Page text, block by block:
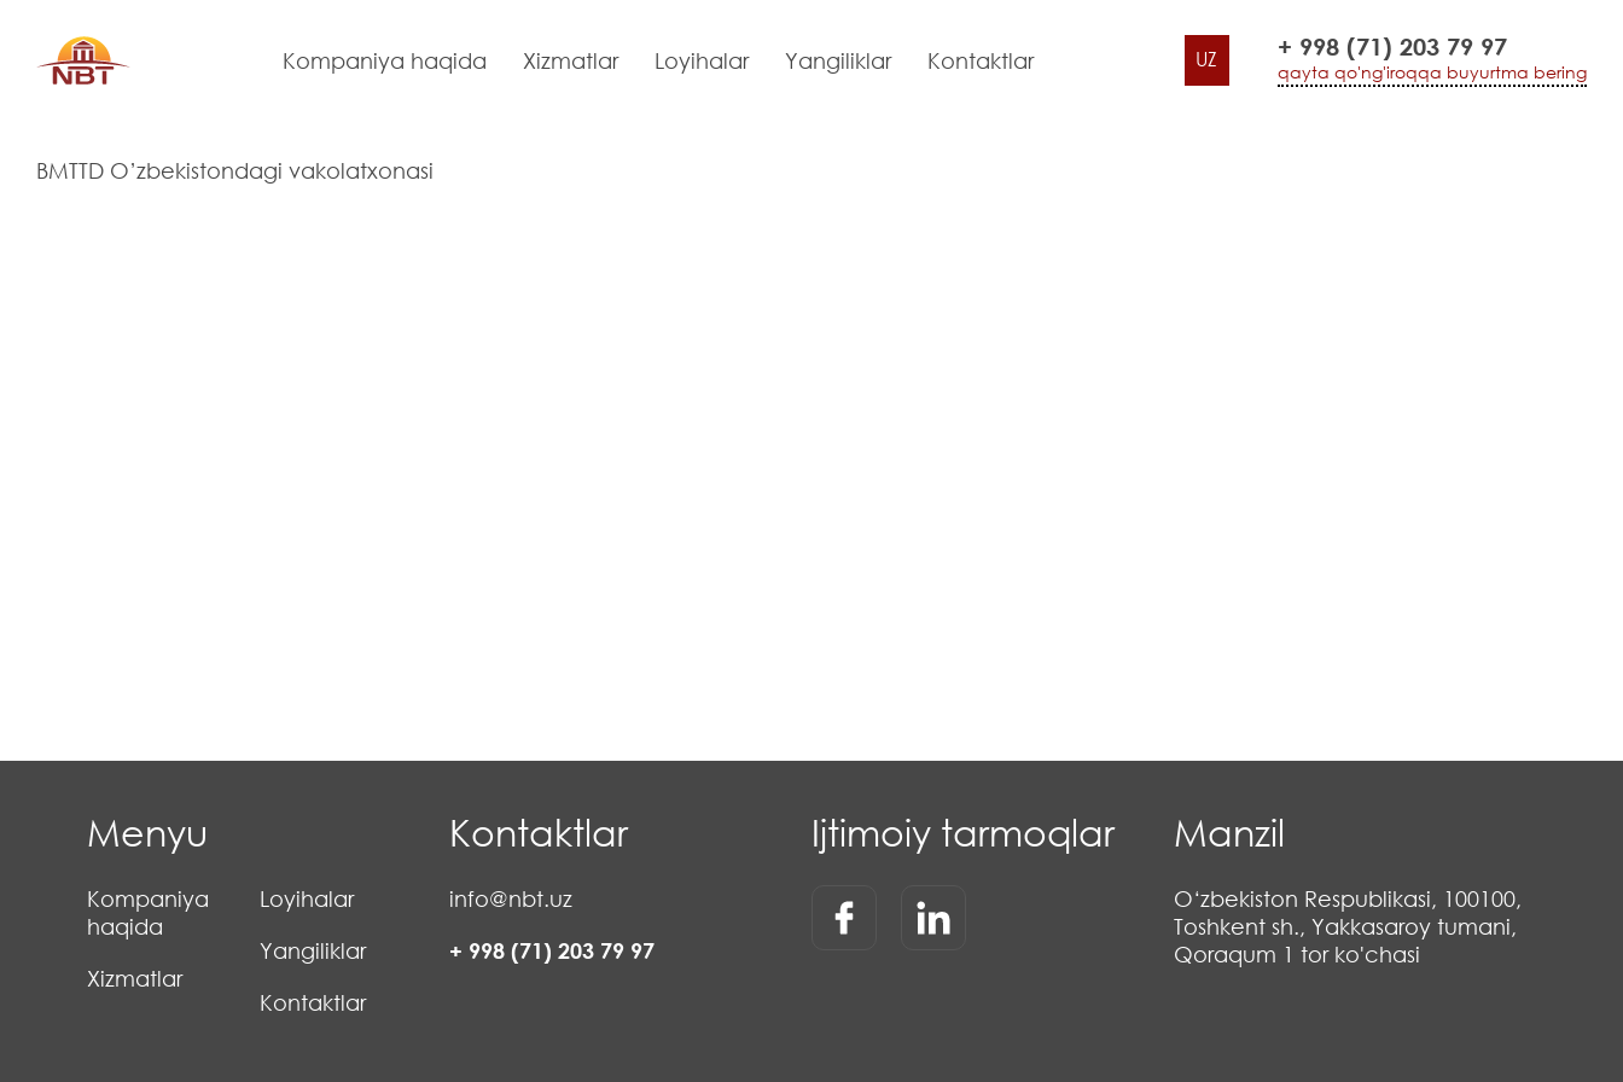
Kompaniya haqida Xizmatlar Loyihalar Yangiliklar Kontaktlar UZ + 998 (71) 203 79 97
qayta qo'ng'iroqqa buyurtma bering
sahifa
salohiyatni oshirish bo’yicha trening o’tkazish
BMTTD O’zbekistondagi vakolatxonasi
Menyu
Kompaniya
haqida
Xizmatlar
Loyihalar
Yangiliklar
Kontaktlar
Kontaktlar
info@nbt.uz
+ 998 (71) 203 79 97
Ijtimoiy tarmoqlar Manzil
O‘zbekiston Respublikasi, 100100,
Toshkent sh., Yakkasaroy tumani,
Qoraqum 1 tor ko'chasi